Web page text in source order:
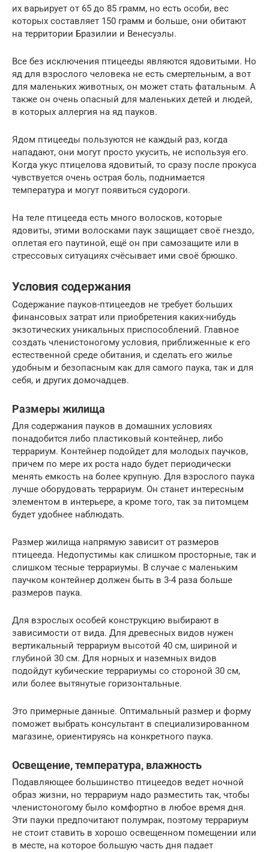
их варьирует от 65 до 85 грамм, но есть особи, вес
которых составляет 150 грамм и больше, они обитают
на территории Бразилии и Венесуэлы.
Все без исключения птицееды являются ядовитыми. Но
яд для взрослого человека не есть смертельным, а вот
для маленьких животных, он может стать фатальным. А
также он очень опасный для маленьких детей и людей,
в которых аллергия на яд пауков.
Ядом птицееды пользуются не каждый раз, когда
нападают, они могут просто укусить, не используя его.
Когда укус птицелова ядовитый, то сразу после прокуса
чувствуется очень острая боль, поднимается
температура и могут появиться судороги.
На теле птицееда есть много волосков, которые
ядовиты, этими волосками паук защищает своё гнездо,
оплетая его паутиной, ещё он при самозащите или в
стрессовых ситуациях счёсывает ими своё брюшко.
Условия содержания
Содержание пауков-птицеедов не требует больших
финансовых затрат или приобретения каких-нибудь
экзотических уникальных приспособлений. Главное
создать членистоногому условия, приближенные к его
естественной среде обитания, и сделать его жилье
удобным и безопасным как для самого паука, так и для
себя, и других домочадцев.
Размеры жилища
Для содержания пауков в домашних условиях
понадобится либо пластиковый контейнер, либо
террариум. Контейнер подойдет для молодых паучков,
причем по мере их роста надо будет периодически
менять емкость на более крупную. Для взрослого паука
лучше оборудовать террариум. Он станет интересным
элементом в интерьере, а кроме того, так за питомцем
будет удобнее наблюдать.
Размер жилища напрямую зависит от размеров
птицееда. Недопустимы как слишком просторные, так и
слишком тесные террариумы. В случае с маленьким
паучком контейнер должен быть в 3-4 раза больше
размеров паука.
Для взрослых особей конструкцию выбирают в
зависимости от вида. Для древесных видов нужен
вертикальный террариум высотой 40 см, шириной и
глубиной 30 см. Для норных и наземных видов
подойдут кубические террариумы со стороной 30 см,
или более вытянутые горизонтальные.
Это примерные данные. Оптимальный размер и форму
поможет выбрать консультант в специализированном
магазине, ориентируясь на конкретного паука.
Освещение, температура, влажность
Подавляющее большинство птицеедов ведет ночной
образ жизни, но террариум надо разместить так, чтобы
членистоногому было комфортно в любое время дня.
Эти пауки предпочитают полумрак, поэтому террариум
не стоит ставить в хорошо освещенном помещении или
в месте, на которое большую часть дня падает